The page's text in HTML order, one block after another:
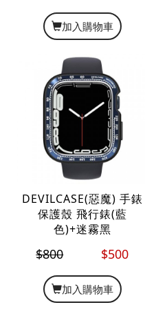
加入購物車
DEVILCASE(惡魔) 手錶
保護殼 飛行錶(藍
色)+迷霧黑
$800 $500
加入購物車